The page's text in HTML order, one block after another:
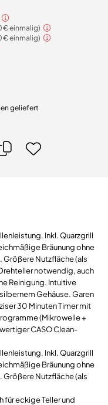
€einmalig)
€einmalig)
geliefert
Inkl. Quarzgrill
Bräunung ohne
Nutzfläche (als
notwendig, auch
Reinigung. Intuitive
Gehäuse. Garen
30 Minuten Timer mit
(Mikrowelle +
CASO Clean-
Inkl. Quarzgrill
Bräunung ohne
Nutzfläche (als
für eckige Teller und